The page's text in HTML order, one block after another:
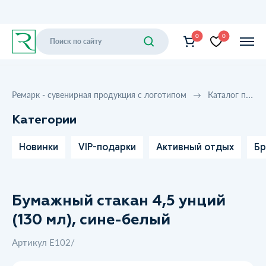
0 0
Ремарк - сувенирная продукция с логотипом Каталог продукции
Категории
Новинки VIP-подарки Активный отдых
Бумажный стакан 4,5 унций
(130 мл), сине-белый
Артикул E102/